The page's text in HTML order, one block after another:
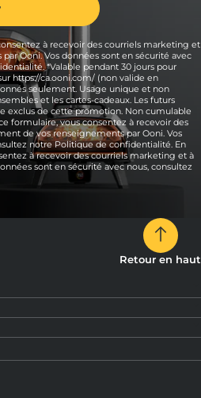
à recevoir des courriels marketing et
Ooni. Vos données sont en sécurité avec
*Valable pendant 30 jours pour
https://ca.ooni.com/ (non valide en
seulement. Usage unique et non
et les cartes-cadeaux. Les futurs
exclus de cette promotion. Non cumulable
formulaire, vous consentez à recevoir des
de vos renseignements par Ooni. Vos
notre Politique de confidentialité. En
à recevoir des courriels marketing et à
sont en sécurité avec nous, consultez
Retour en haut